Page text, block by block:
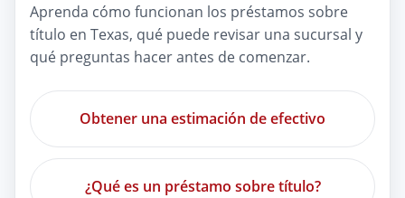
Aprenda cómo funcionan los préstamos sobre
título en Texas, qué puede revisar una sucursal y
qué preguntas hacer antes de comenzar.
Obtener una estimación de efectivo
¿Qué es un préstamo sobre título?